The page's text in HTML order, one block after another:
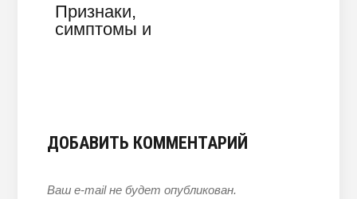
Признаки,
симптомы и
ДОБАВИТЬ КОММЕНТАРИЙ
Ваш e-mail не будет опубликован.